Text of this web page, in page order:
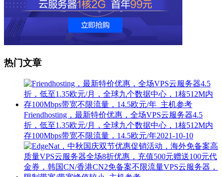
热门文章
Friendhosting，最新特价优惠，全场VPS云服务器4.5
折，低至1.35欧元/月，全球九个数据中心，1核512M内
存100Mbps带宽不限流量，14.5欧元/年2021-10-10